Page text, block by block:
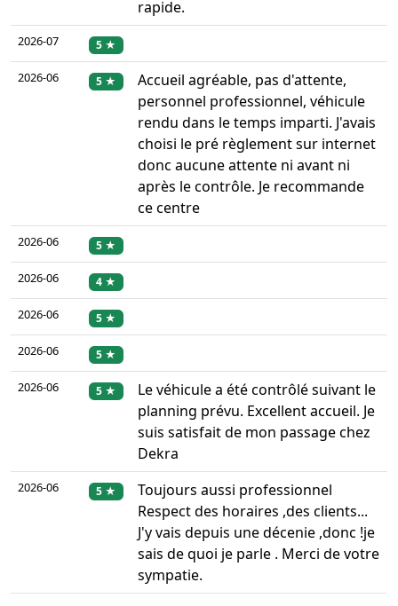
rapide.
2026-07 5 ★
2026-06 5 ★
Accueil agréable, pas d'attente,
personnel professionnel, véhicule
rendu dans le temps imparti. J'avais
choisi le pré règlement sur internet
donc aucune attente ni avant ni
après le contrôle. Je recommande
ce centre
2026-06 5 ★
2026-06 4 ★
2026-06 5 ★
2026-06 5 ★
2026-06 5 ★
Le véhicule a été contrôlé suivant le
planning prévu. Excellent accueil. Je
suis satisfait de mon passage chez
Dekra
2026-06 5 ★
Toujours aussi professionnel
Respect des horaires ,des clients...
J'y vais depuis une décenie ,donc !je
sais de quoi je parle . Merci de votre
sympatie.